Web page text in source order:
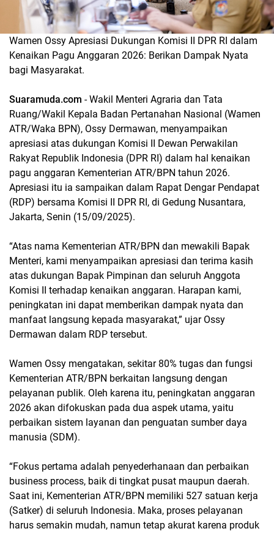
Wamen Ossy Apresiasi Dukungan Komisi II DPR RI dalam
Kenaikan Pagu Anggaran 2026: Berikan Dampak Nyata
bagi Masyarakat.
Suaramuda.com - Wakil Menteri Agraria dan Tata
Ruang/Wakil Kepala Badan Pertanahan Nasional (Wamen
ATR/Waka BPN), Ossy Dermawan, menyampaikan
apresiasi atas dukungan Komisi II Dewan Perwakilan
Rakyat Republik Indonesia (DPR RI) dalam hal kenaikan
pagu anggaran Kementerian ATR/BPN tahun 2026.
Apresiasi itu ia sampaikan dalam Rapat Dengar Pendapat
(RDP) bersama Komisi II DPR RI, di Gedung Nusantara,
Jakarta, Senin (15/09/2025).
“Atas nama Kementerian ATR/BPN dan mewakili Bapak
Menteri, kami menyampaikan apresiasi dan terima kasih
atas dukungan Bapak Pimpinan dan seluruh Anggota
Komisi II terhadap kenaikan anggaran. Harapan kami,
peningkatan ini dapat memberikan dampak nyata dan
manfaat langsung kepada masyarakat,” ujar Ossy
Dermawan dalam RDP tersebut.
Wamen Ossy mengatakan, sekitar 80% tugas dan fungsi
Kementerian ATR/BPN berkaitan langsung dengan
pelayanan publik. Oleh karena itu, peningkatan anggaran
2026 akan difokuskan pada dua aspek utama, yaitu
perbaikan sistem layanan dan penguatan sumber daya
manusia (SDM).
“Fokus pertama adalah penyederhanaan dan perbaikan
business process, baik di tingkat pusat maupun daerah.
Saat ini, Kementerian ATR/BPN memiliki 527 satuan kerja
(Satker) di seluruh Indonesia. Maka, proses pelayanan
harus semakin mudah, namun tetap akurat karena produk